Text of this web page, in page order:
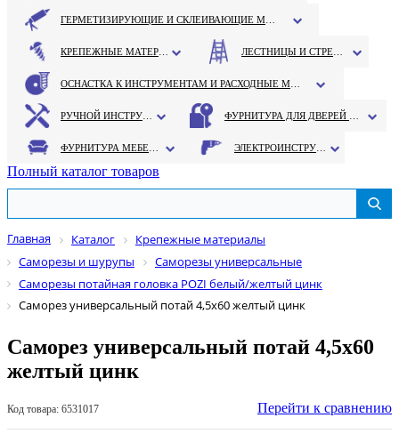
Полный каталог товаров
Главная Каталог
Крепежные материалы
Саморезы и шурупы
Саморезы универсальные
Саморезы потайная головка POZI белый/желтый цинк
Саморез универсальный потай 4,5х60 желтый цинк
Саморез универсальный потай 4,5х60
желтый цинк
Код товара: 6531017 Перейти к сравнению